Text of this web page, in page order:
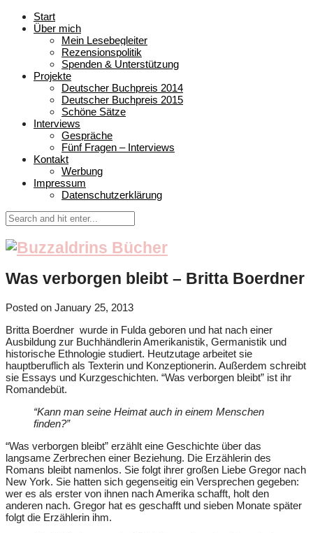
Start
Über mich
Mein Lesebegleiter
Rezensionspolitik
Spenden & Unterstützung
Projekte
Deutscher Buchpreis 2014
Deutscher Buchpreis 2015
Schöne Sätze
Interviews
Gespräche
Fünf Fragen – Interviews
Kontakt
Werbung
Impressum
Datenschutzerklärung
Was verborgen bleibt – Britta Boerdner
Posted on January 25, 2013
Britta Boerdner wurde in Fulda geboren und hat nach einer
Ausbildung zur Buchhändlerin Amerikanistik, Germanistik und
historische Ethnologie studiert. Heutzutage arbeitet sie
hauptberuflich als Texterin und Konzeptionerin. Außerdem schreibt
sie Essays und Kurzgeschichten. “Was verborgen bleibt” ist ihr
Romandebüt.
“Kann man seine Heimat auch in einem Menschen
finden?”
“Was verborgen bleibt” erzählt eine Geschichte über das
langsame Zerbrechen einer Beziehung. Die Erzählerin des
Romans bleibt namenlos. Sie folgt ihrer großen Liebe Gregor nach
New York. Sie hatten sich gegenseitig ein Versprechen gegeben:
wer es als erster von ihnen nach Amerika schafft, holt den
anderen nach. Gregor hat es geschafft und sieben Monate später
folgt die Erzählerin ihm.